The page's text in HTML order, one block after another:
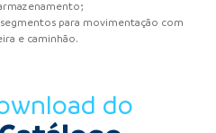
para movimentação com
e caminhão.
do